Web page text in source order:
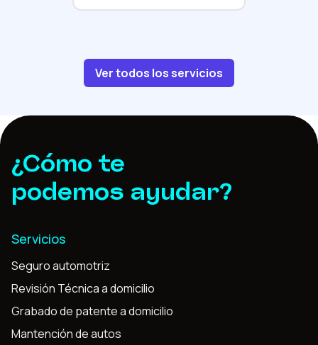
Ver todos los servicios
¿Cómo te
podemos ayudar?
Servicios
Seguro automotriz
Revisión Técnica a domicilio
Grabado de patente a domicilio
Mantención de autos